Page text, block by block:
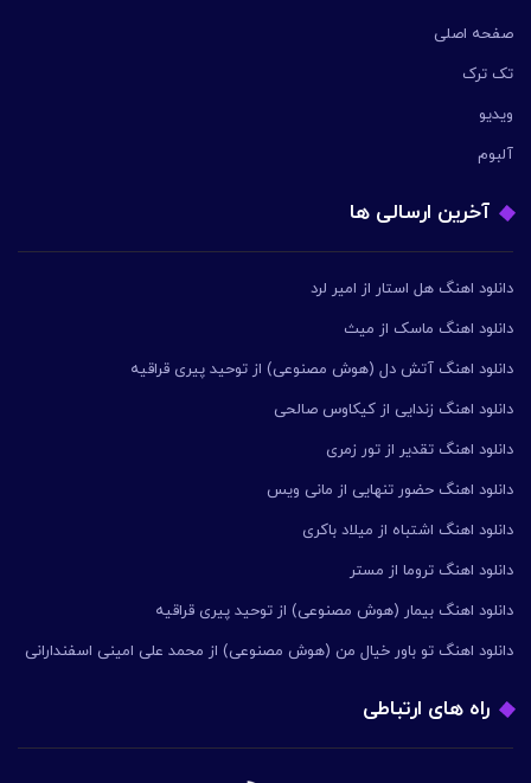
صفحه اصلی
تک ترک
ویدیو
آلبوم
آخرین ارسالی ها
دانلود اهنگ هل استار از امیر لرد
دانلود اهنگ ماسک از میث
دانلود اهنگ آتش دل (هوش مصنوعی) از توحید پیری قراقیه
دانلود اهنگ زندایی از کیکاوس صالحی
دانلود اهنگ تقدیر از تور زمری
دانلود اهنگ حضور تنهایی از مانی ویس
دانلود اهنگ اشتباه از میلاد باکری
دانلود اهنگ تروما از مستر
دانلود اهنگ بیمار (هوش مصنوعی) از توحید پیری قراقیه
دانلود اهنگ تو باور خیال من (هوش مصنوعی) از محمد علی امینی اسفندارانی
راه های ارتباطی